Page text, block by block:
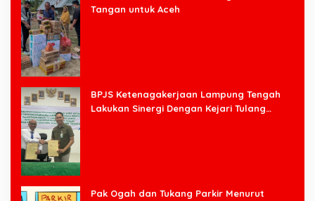
Tangan untuk Aceh
BPJS Ketenagakerjaan Lampung Tengah
Lakukan Sinergi Dengan Kejari Tulang
Pak Ogah dan Tukang Parkir Menurut